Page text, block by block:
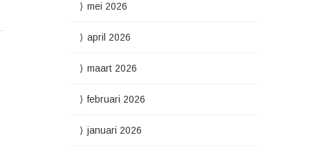
mei 2026
april 2026
maart 2026
februari 2026
januari 2026